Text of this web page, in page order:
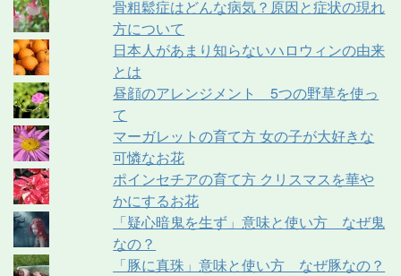
骨粗鬆症はどんな病気？原因と症状の現れ
方について
日本人があまり知らないハロウィンの由来
とは
昼顔のアレンジメント 5つの野草を使っ
て
マーガレットの育て方 女の子が大好きな
可憐なお花
ポインセチアの育て方 クリスマスを華や
かにするお花
「疑心暗鬼を生ず」意味と使い方 なぜ鬼
なの？
「豚に真珠」意味と使い方 なぜ豚なの？